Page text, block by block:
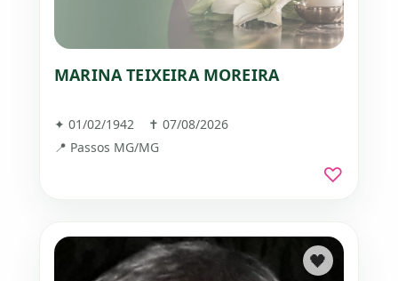
MARINA TEIXEIRA MOREIRA
✦ 01/02/1942 ✝ 07/08/2026
📍 Passos MG/MG
♡
🖤